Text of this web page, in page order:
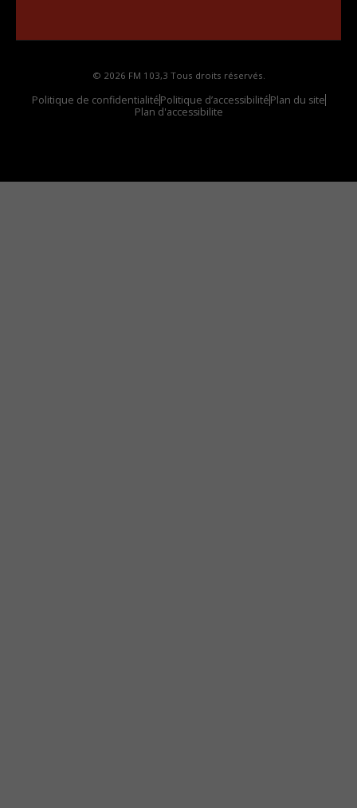
© 2026 FM 103,3 Tous droits réservés.
Politique de confidentialitéPolitique d’accessibilitéPlan du site
Plan d'accessibilite